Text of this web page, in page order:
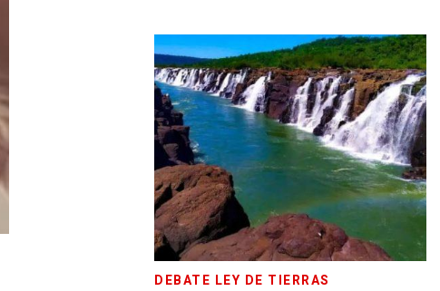
DEBATE LEY DE TIERRAS